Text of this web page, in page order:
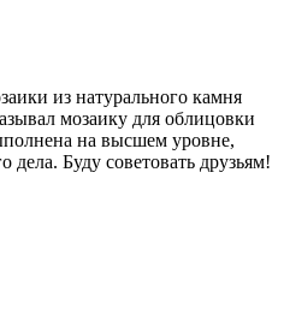
из натурального камня
мозаику для облицовки
на высшем уровне,
дела. Буду советовать друзьям!